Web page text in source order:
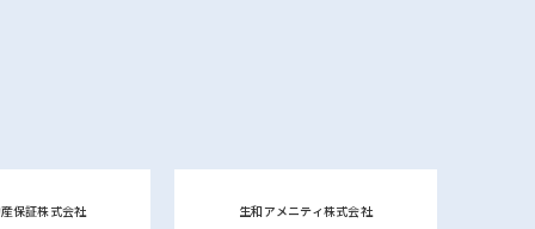
保証株式会社 生和アメニティ株式会社